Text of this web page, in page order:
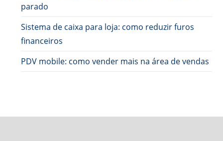
parado
Sistema de caixa para loja: como reduzir furos
financeiros
PDV mobile: como vender mais na área de vendas